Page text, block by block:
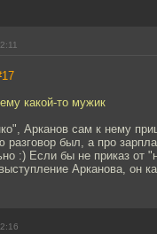
какой-то мужик
Арканов сам к нему
разговор был, а про
:) Если бы не приказ от
Арканова, он